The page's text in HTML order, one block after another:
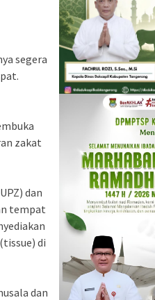
segera
zakat
dan
tempat
di
dan